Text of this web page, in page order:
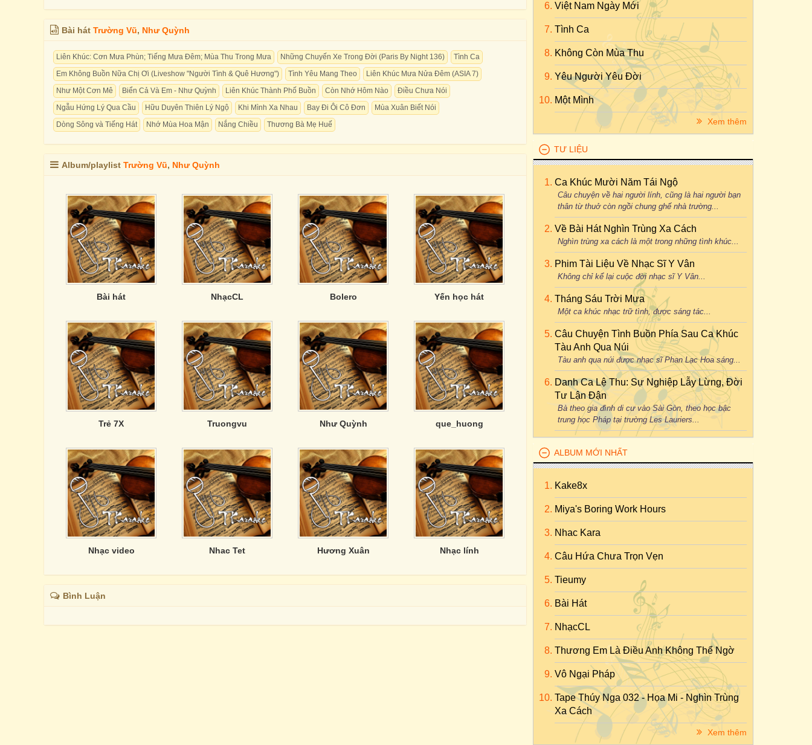
Bài hát Trường Vũ, Như Quỳnh
Liên Khúc: Cơn Mưa Phùn; Tiếng Mưa Đêm; Mùa Thu Trong Mưa Những Chuyến Xe Trong Đời (Paris By Night 136)
Tình Ca
Em Không Buồn Nữa Chị Ơi (Liveshow "Người Tình & Quê Hương")
Tình Yêu Mang Theo
Liên Khúc Mưa Nửa Đêm (ASIA 7)
Như Một Cơn Mê
Biển Cả Và Em - Như Quỳnh Liên Khúc Thành Phố Buồn Còn Nhớ Hôm Nào
Điều Chưa Nói
Ngẫu Hứng Lý Qua Cầu
Hữu Duyên Thiên Lý Ngộ Khi Mình Xa Nhau Bay Đi Ôi Cô Ðơn
Mùa Xuân Biết Nói
Dòng Sông và Tiếng Hát
Nhớ Mùa Hoa Mận Nắng Chiều Thương Bà Mẹ Huế
Album/playlist Trường Vũ, Như Quỳnh
Bài hát NhạcCL Bolero Yến học hát
Trẻ 7X Truongvu Như Quỳnh que_huong
Nhạc video Nhac Tet Hương Xuân Nhạc lính
Bình Luận
Việt Nam Ngày Mới
Tình Ca
Không Còn Mùa Thu
Yêu Người Yêu Đời
Một Mình
Xem thêm
TƯ LIỆU
Ca Khúc Mười Năm Tái Ngộ
Câu chuyện về hai người lính, cũng là hai người bạn
thân từ thuở còn ngồi chung ghế nhà trường...
Về Bài Hát Nghìn Trùng Xa Cách
Nghìn trùng xa cách là một trong những tình khúc...
Phim Tài Liệu Về Nhạc Sĩ Y Vân
Không chỉ kể lại cuộc đời nhạc sĩ Y Vân...
Tháng Sáu Trời Mưa
Một ca khúc nhạc trữ tình, được sáng tác...
Câu Chuyện Tình Buồn Phía Sau Ca Khúc
Tàu Anh Qua Núi
Tàu anh qua núi được nhạc sĩ Phan Lạc Hoa sáng...
Danh Ca Lệ Thu: Sự Nghiệp Lẫy Lừng, Đời
Tư Lận Đận
Bà theo gia đình di cư vào Sài Gòn, theo học bậc
trung học Pháp tại trường Les Lauriers...
ALBUM MỚI NHẤT
Kake8x
Miya's Boring Work Hours
Nhac Kara
Câu Hứa Chưa Trọn Vẹn
Tieumy
Bài Hát
NhạcCL
Thương Em Là Điều Anh Không Thể Ngờ
Vô Ngại Pháp
Tape Thúy Nga 032 - Họa Mi - Nghìn Trùng
Xa Cách
Xem thêm